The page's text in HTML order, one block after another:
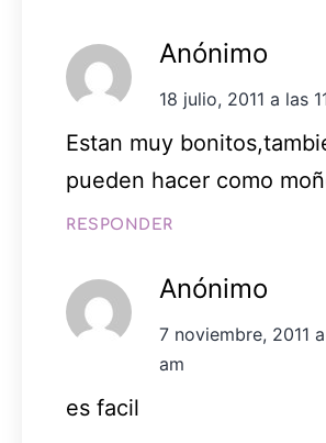
Anónimo
18 julio, 2011 a las
Estan muy
pueden hacer como
RESPONDER
Anónimo
7 noviembre, 2011
am
es facil